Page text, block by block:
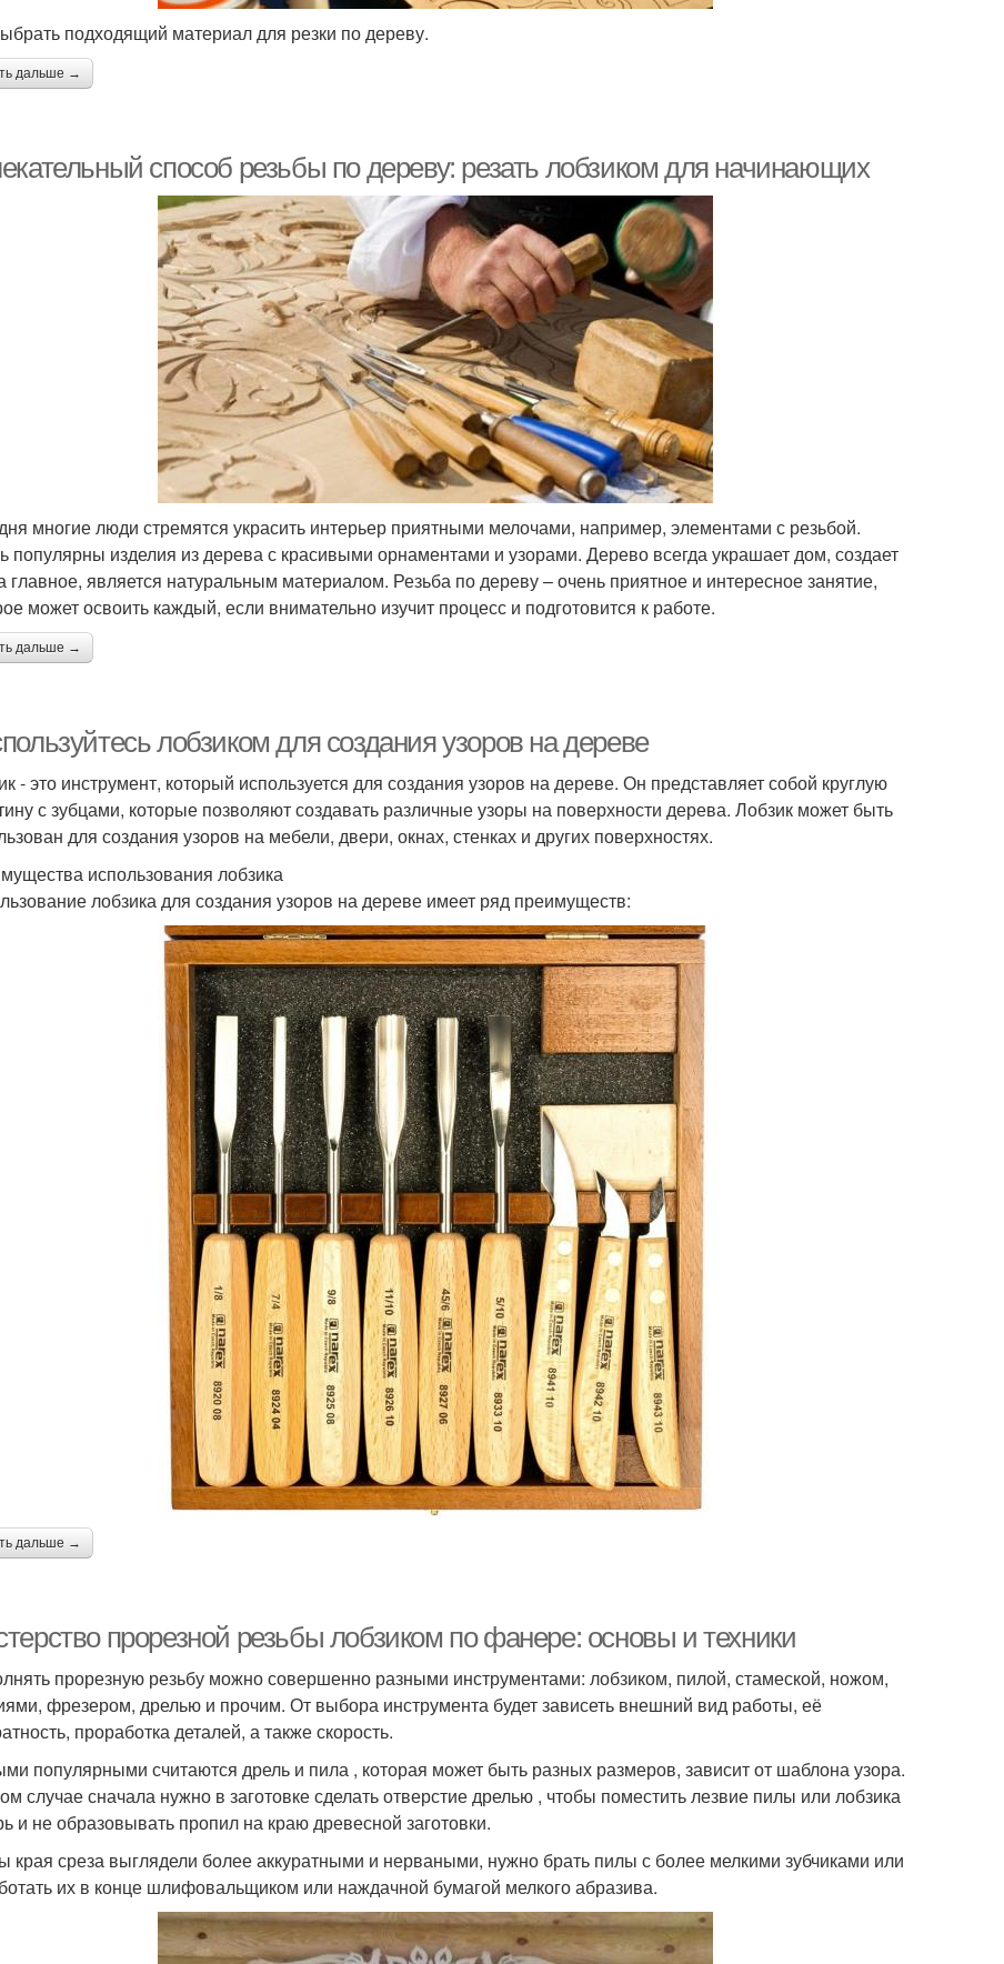
подходящий материал для резки по дереву.
дальше →
способ резьбы по дереву: резать лобзиком для начинающих
многие люди стремятся украсить интерьер приятными мелочами, например, элементами с резьбой.
популярны изделия из дерева с красивыми орнаментами и узорами. Дерево всегда украшает дом, создает
главное, является натуральным материалом. Резьба по дереву – очень приятное и интересное занятие,
может освоить каждый, если внимательно изучит процесс и подготовится к работе.
дальше →
лобзиком для создания узоров на дереве
- это инструмент, который используется для создания узоров на дереве. Он представляет собой круглую
с зубцами, которые позволяют создавать различные узоры на поверхности дерева. Лобзик может быть
для создания узоров на мебели, двери, окнах, стенках и других поверхностях.
использования лобзика
лобзика для создания узоров на дереве имеет ряд преимуществ:
дальше →
прорезной резьбы лобзиком по фанере: основы и техники
прорезную резьбу можно совершенно разными инструментами: лобзиком, пилой, стамеской, ножом,
фрезером, дрелью и прочим. От выбора инструмента будет зависеть внешний вид работы, её
проработка деталей, а также скорость.
популярными считаются дрель и пила , которая может быть разных размеров, зависит от шаблона узора.
случае сначала нужно в заготовке сделать отверстие дрелью , чтобы поместить лезвие пилы или лобзика
и не образовывать пропил на краю древесной заготовки.
края среза выглядели более аккуратными и нерваными, нужно брать пилы с более мелкими зубчиками или
их в конце шлифовальщиком или наждачной бумагой мелкого абразива.